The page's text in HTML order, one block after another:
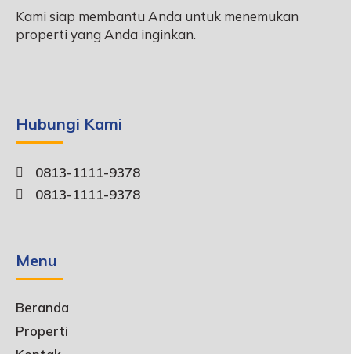
Kami siap membantu Anda untuk menemukan
properti yang Anda inginkan.
Hubungi Kami
0813-1111-9378
0813-1111-9378
Menu
Beranda
Properti